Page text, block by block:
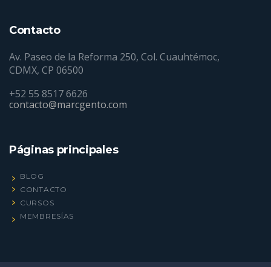
Contacto
Av. Paseo de la Reforma 250, Col. Cuauhtémoc,
CDMX, CP 06500
+52 55 8517 6626
contacto@marcgento.com
Páginas principales
BLOG
CONTACTO
CURSOS
MEMBRESÍAS